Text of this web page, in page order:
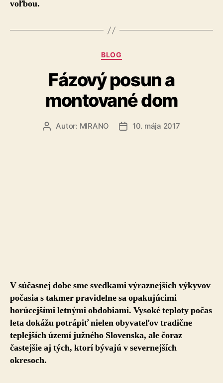
voľbou.
Kategórie
BLOG
Fázový posun a
montované dom
AutorAutor: MIRANO
Dátum
10. mája 2017
V súčasnej dobe sme svedkami výraznejších výkyvov
počasia s takmer pravidelne sa opakujúcimi
horúcejšími letnými obdobiami. Vysoké teploty počas
leta dokážu potrápiť nielen obyvateľov tradične
teplejších území južného Slovenska, ale čoraz
častejšie aj tých, ktorí bývajú v severnejších
okresoch.